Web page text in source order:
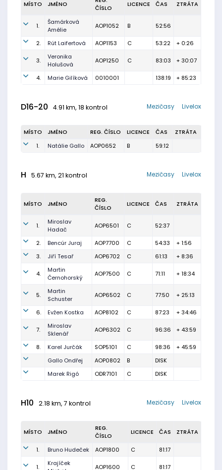
MÍSTO JMÉNO
ČÍSLO
LICENCE ČAS ZTRÁTA
1.
Šamárková
Amélie
AOP1052 B 52:56
2. Rút Laifertová AOP1153 C 53:22 + 0:26
3.
Veronika
Holušová
AOP1250 C 83:03 + 30:07
4. Marie Gilíková 0010001 138:19 + 85:23
D16-20 4.91 km, 18 kontrol Livelox
Mezičasy
MÍSTO JMÉNO REG. ČÍSLO LICENCE ČAS
ZTRÁTA
1.
Natálie Gallo AOP0652 B 59:12
H 5.67 km, 21 kontrol Livelox
Mezičasy
MÍSTO JMÉNO
REG.
ČÍSLO
LICENCE ČAS ZTRÁTA
1.
Miroslav
Hadač
AOP6501 C 52:37
2. Bencúr Juraj AOP7700 C 54:33
+ 1:56
3.
Jiří Tesař AOP6702 C 61:13 + 8:36
4.
Martin
Černohorský
AOP7500 C 71:11 + 18:34
5.
Martin
Schuster
AOP6502 C 77:50 + 25:13
6. Evžen Kostka AOP8102 C 87:23 + 34:46
7.
Miroslav
Sklenář
AOP6302 C 96:36 + 43:59
8. Karel Jurčák SOP5101 C 98:36
+ 45:59
Gallo Ondřej
AOP0802 B
DISK
Marek Rigó
ODR7101 C DISK
H10 2.18 km, 7 kontrol Livelox
Mezičasy
MÍSTO JMÉNO
REG.
ČÍSLO
LICENCE ČAS ZTRÁTA
1. Bruno Hudeček AOP1800 C 81:17
1.
Krajíček
AOP1600 C 81:17